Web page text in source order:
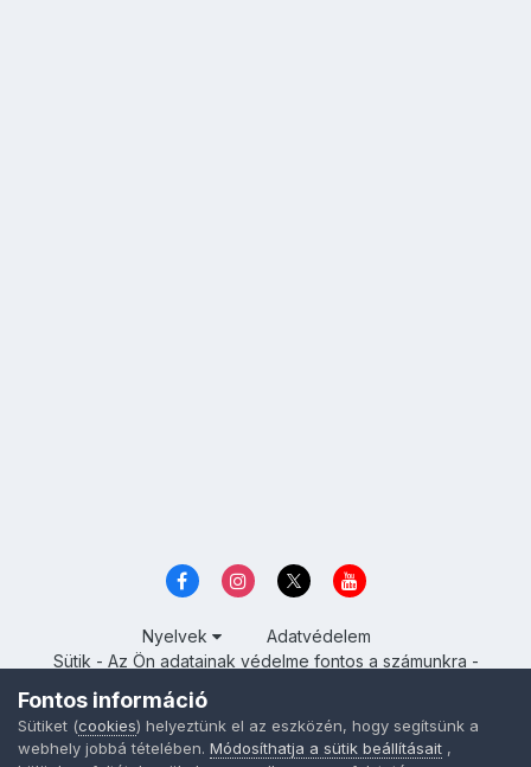
Nyelvek
Adatvédelem
Sütik - Az Ön adatainak védelme fontos a számunkra -
Powered by Invision Community
Fontos információ
Sütiket (cookies) helyeztünk el az eszközén, hogy segítsünk a
webhely jobbá tételében. Módosíthatja a sütik beállításait ,